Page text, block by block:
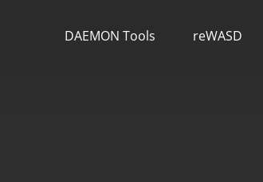
DAEMON Tools reWASD